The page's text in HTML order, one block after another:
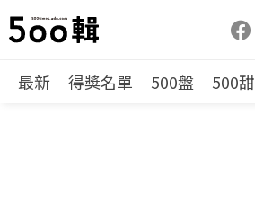
最新 得獎名單 500盤 500甜